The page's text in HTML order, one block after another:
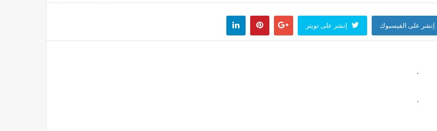
إنشر على الفيسبوك إنشر على تويتر
.
.